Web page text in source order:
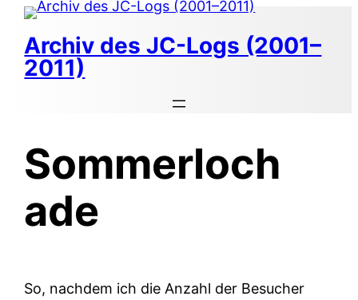
Zum
Inhalt
springen
Archiv des JC-Logs (2001–
2011)
Sommerloch
ade
So, nachdem ich die Anzahl der Besucher